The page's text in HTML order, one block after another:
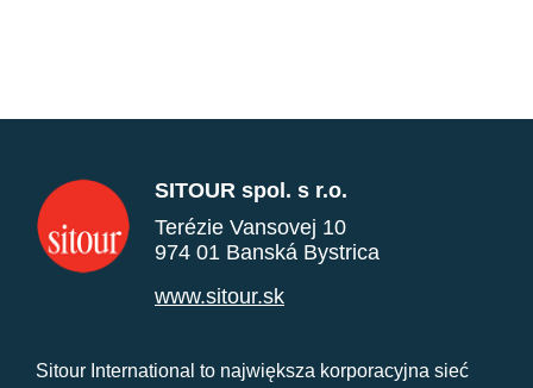
SITOUR spol. s r.o.
Terézie Vansovej 10
974 01 Banská Bystrica
www.sitour.sk
Sitour International to największa korporacyjna sieć